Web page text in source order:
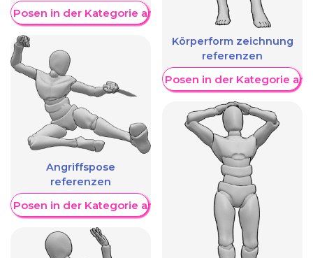
Posen in der Kategorie anzeigen
Angriffspose
referenzen
Posen in der Kategorie anzeigen
Körperform zeichnung
referenzen
Weitere Posen in der Kategorie